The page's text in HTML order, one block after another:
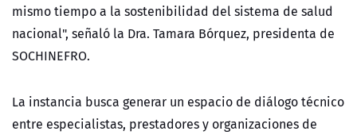
mismo tiempo a la sostenibilidad del sistema de salud
nacional", señaló la Dra. Tamara Bórquez, presidenta de
SOCHINEFRO.
La instancia busca generar un espacio de diálogo técnico
entre especialistas, prestadores y organizaciones de